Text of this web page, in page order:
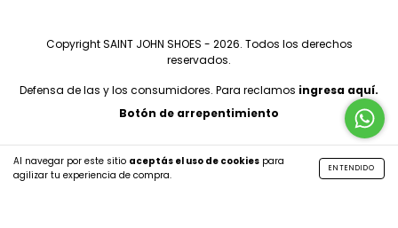
Al navegar por este sitio aceptás el uso de cookies para
agilizar tu experiencia de compra.
ENTENDIDO
Copyright SAINT JOHN SHOES - 2026. Todos los derechos
reservados.
Defensa de las y los consumidores. Para reclamos ingresa aquí.
Botón de arrepentimiento